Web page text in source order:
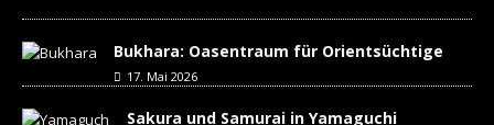
Bukhara: Oasentraum für Orientsüchtige
17. Mai 2026
Sakura und Samurai in Yamaguchi